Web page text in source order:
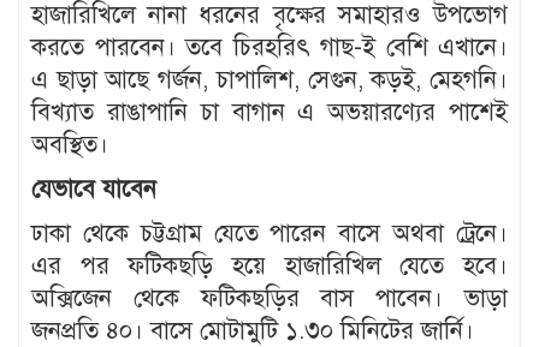
হাজারিখিলে নানা ধরনের বৃক্ষের সমাহারও উপভোগ
করতে পারবেন। তবে চিরহরিৎ গাছ-ই বেশি এখানে।
এ ছাড়া আছে গর্জন, চাপালিশ, সেগুন, কড়ই, মেহগনি।
বিখ্যাত রাঙাপানি চা বাগান এ অভয়ারণ্যের পাশেই
অবস্থিত।
যেভাবে যাবেন
ঢাকা থেকে চট্টগ্রাম যেতে পারেন বাসে অথবা ট্রেনে।
এর পর ফটিকছড়ি হয়ে হাজারিখিল যেতে হবে।
অক্সিজেন থেকে ফটিকছড়ির বাস পাবেন। ভাড়া
জনপ্রতি ৪০। বাসে মোটামুটি ১.৩০ মিনিটের জার্নি।